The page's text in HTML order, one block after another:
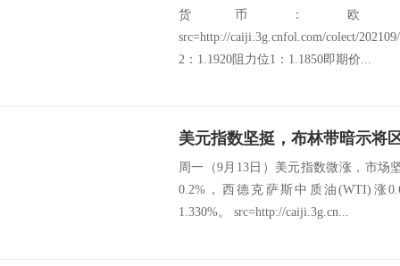
货币：
src=http://caiji.3g.cnfol.com/colect/
2：1.1920阻力位1：1.1850即期价...
美元指数坚挺，布林带暗示将
周一（9月13日）美元指数微涨，市场
0.2%，西德克萨斯中质油(WTI)涨
1.330%。 src=http://caiji.3g.cn...